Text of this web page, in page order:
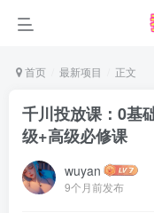
首页 最新项目 正文
千川投放课：0基
级+高级必修课
wuyan
9个月前发布